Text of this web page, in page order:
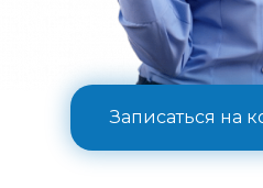
Записаться на